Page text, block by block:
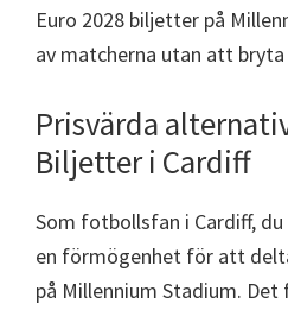
Euro 2028 biljetter på
av matcherna utan att bryta
Prisvärda
Biljetter i Cardiff
Som fotbollsfan i Cardiff,
en förmögenhet för att
på Millennium Stadium.